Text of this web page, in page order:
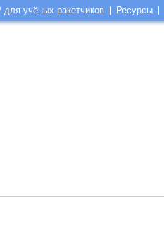
для учёных-ракетчиков Ресурсы